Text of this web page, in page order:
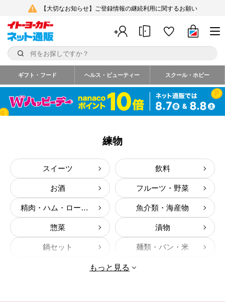
【大切なお知らせ】ご登録情報の継続利用に関するお願い
ギフト・フード ヘルス・ビューティー スクール・ホビー
練物
スイーツ 飲料
お酒 フルーツ・野菜
精肉・ハム・ローストビーフ 魚介類・海産物
惣菜 漬物
鍋セット 麺類・パン・米
もっと見る